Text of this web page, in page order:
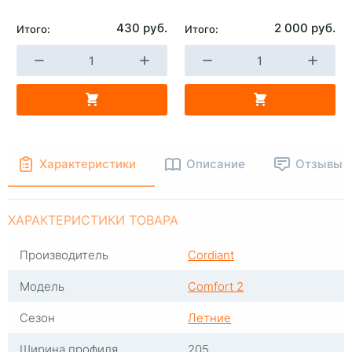
Итого: 430 руб. Итого: 2 000 руб.
-
Характеристики Описание Отзывы
ХАРАКТЕРИСТИКИ ТОВАРА
Производитель
Cordiant
Модель
Comfort 2
Сезон
Летние
Ширина профиля
205